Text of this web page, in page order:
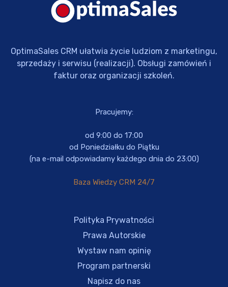
OptimaSales CRM ułatwia życie ludziom z marketingu,
sprzedaży i serwisu (realizacji). Obsługi zamówień i
faktur oraz organizacji szkoleń.
Pracujemy:
od 9:00 do 17:00
od Poniedziałku do Piątku
(na e-mail odpowiadamy każdego dnia do 23:00)
Baza Wiedzy CRM 24/7
Polityka Prywatności
Prawa Autorskie
Wystaw nam opinię
Program partnerski
Napisz do nas